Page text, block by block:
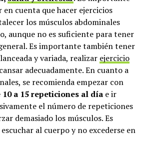
en cuenta que hacer ejercicios
los músculos abdominales
aunque no es suficiente para tener
Es importante también tener
y variada, realizar ejercicio
adecuadamente. En cuanto a
se recomienda empezar con
10 a 15 repeticiones al día e ir
el número de repeticiones
demasiado los músculos. Es
al cuerpo y no excederse en